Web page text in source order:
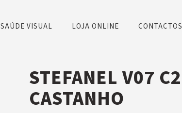
SAÚDE VISUAL LOJA ONLINE CONTACTOS
STEFANEL V07 C2
CASTANHO